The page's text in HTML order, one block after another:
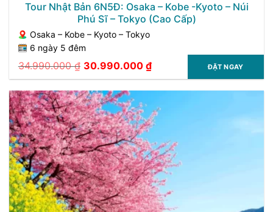
Tour Nhật Bản 6N5Đ: Osaka – Kobe -Kyoto – Núi
Phú Sĩ – Tokyo (Cao Cấp)
Osaka – Kobe – Kyoto – Tokyo
6 ngày 5 đêm
34.990.000₫ Giá
gốc
là:
34.990.000 ₫.
30.990.000 ₫
Giá
hiện
tại
là:
30.990.000 ₫.
ĐẶT NGAY